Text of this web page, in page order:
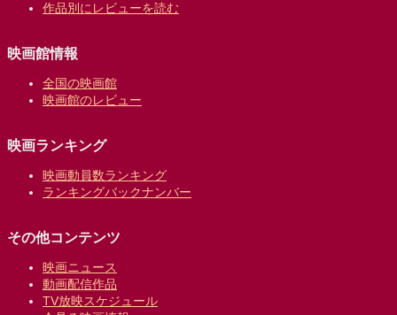
作品別にレビューを読む
映画館情報
全国の映画館
映画館のレビュー
映画ランキング
映画動員数ランキング
ランキングバックナンバー
その他コンテンツ
映画ニュース
動画配信作品
TV放映スケジュール